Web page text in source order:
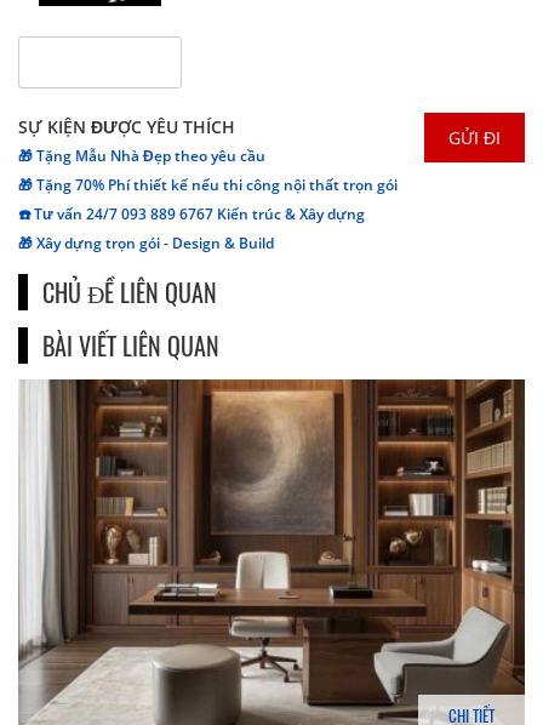
SỰ KIỆN ĐƯỢC YÊU THÍCH
🎁 Tặng Mẫu Nhà Đẹp theo yêu cầu
🎁 Tặng 70% Phí thiết kế nếu thi công nội thất trọn gói
☎️ Tư vấn 24/7 093 889 6767 Kiến trúc & Xây dựng
🎁 Xây dựng trọn gói - Design & Build
CHỦ ĐỀ LIÊN QUAN
BÀI VIẾT LIÊN QUAN
CHI TIẾT